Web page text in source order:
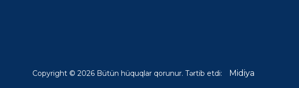
Copyright © 2026 Bütün hüquqlar qorunur. Tərtib etdi: Midiya